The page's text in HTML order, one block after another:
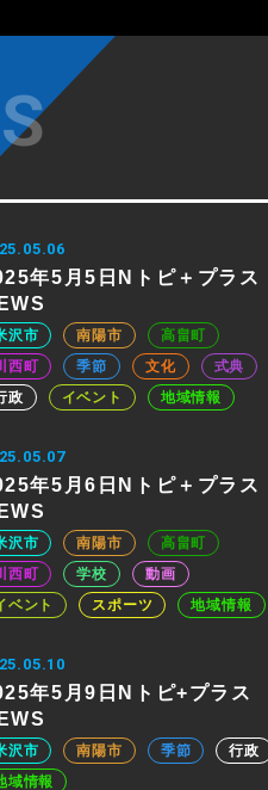
年5月5日Nトピ＋プラス
沢市 南陽市
高畠町
西町
季節 文化
式典
政
イベント 地域情報
年5月6日Nトピ＋プラス
沢市 南陽市
高畠町
西町
学校
動画
ベント
スポーツ 地域情報
年5月9日Nトピ+プラス
沢市 南陽市 季節
行政
域情報